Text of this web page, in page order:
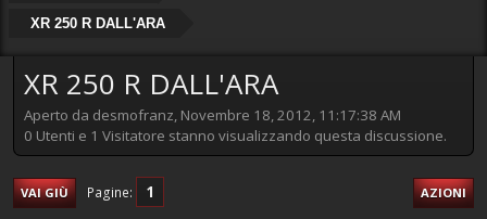
XR 250 R DALL'ARA
XR 250 R DALL'ARA
Aperto da desmofranz, Novembre 18, 2012, 11:17:38 AM
0 Utenti e 1 Visitatore stanno visualizzando questa discussione.
VAI GIÙ Pagine 1 AZIONI